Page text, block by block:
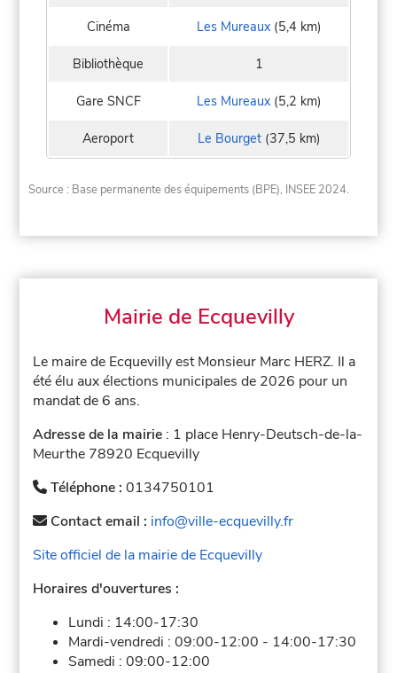
Cinéma Les Mureaux(5,4 km)
Bibliothèque 1
Gare SNCF Les Mureaux(5,2 km)
Aeroport Le Bourget(37,5 km)
Source : Base permanente des équipements (BPE), INSEE 2024.
Mairie de Ecquevilly
Le maire de Ecquevilly est Monsieur Marc HERZ. Il a
été élu aux élections municipales de 2026 pour un
mandat de 6 ans.
Adresse de la mairie : 1 place Henry-Deutsch-de-la-
Meurthe 78920 Ecquevilly
Téléphone :0134750101
Contact email : info@ville-ecquevilly.fr
Site officiel de la mairie de Ecquevilly
Horaires d'ouvertures :
Lundi : 14:00-17:30
Mardi-vendredi :09:00-12:00 - 14:00-17:30
Samedi :09:00-12:00